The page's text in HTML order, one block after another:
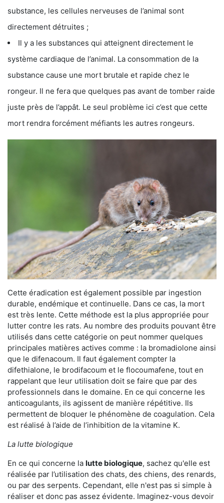
substance, les cellules nerveuses de l’animal sont
directement détruites ;
Il y a les substances qui atteignent directement le
système cardiaque de l’animal. La consommation de la
substance cause une mort brutale et rapide chez le
rongeur. Il ne fera que quelques pas avant de tomber raide
juste près de l’appât. Le seul problème ici c’est que cette
mort rendra forcément méfiants les autres rongeurs.
Cette éradication est également possible par ingestion
durable, endémique et continuelle. Dans ce cas, la mort
est très lente. Cette méthode est la plus appropriée pour
lutter contre les rats. Au nombre des produits pouvant être
utilisés dans cette catégorie on peut nommer quelques
principales matières actives comme : la bromadiolone ainsi
que le difenacoum. Il faut également compter la
difethialone, le brodifacoum et le flocoumafene, tout en
rappelant que leur utilisation doit se faire que par des
professionnels dans le domaine. En ce qui concerne les
anticoagulants, ils agissent de manière répétitive. Ils
permettent de bloquer le phénomène de coagulation. Cela
est réalisé à l’aide de l’inhibition de la vitamine K.
La lutte biologique
En ce qui concerne la lutte biologique, sachez qu'elle est
réalisée par l’utilisation des chats, des chiens, des renards,
ou par des serpents. Cependant, elle n'est pas si simple à
réaliser et donc pas assez évidente. Imaginez-vous devoir